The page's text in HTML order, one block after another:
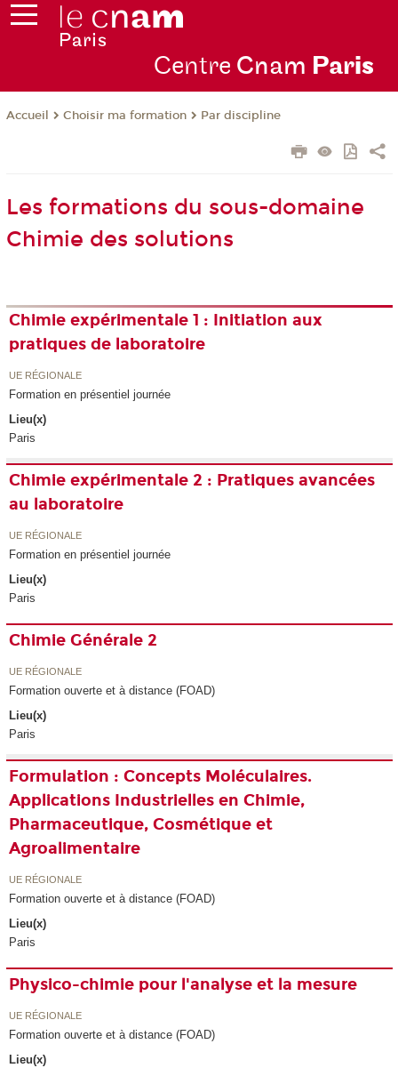
Centre Cnam Paris
Accueil Choisir ma formation Par discipline
Les formations du sous-domaine
Chimie des solutions
Chimie expérimentale 1 : Initiation aux
pratiques de laboratoire
UE RÉGIONALE
Formation en présentiel journée
Lieu(x)
Paris
Chimie expérimentale 2 : Pratiques avancées
au laboratoire
UE RÉGIONALE
Formation en présentiel journée
Lieu(x)
Paris
Chimie Générale 2
UE RÉGIONALE
Formation ouverte et à distance (FOAD)
Lieu(x)
Paris
Formulation : Concepts Moléculaires.
Applications Industrielles en Chimie,
Pharmaceutique, Cosmétique et
Agroalimentaire
UE RÉGIONALE
Formation ouverte et à distance (FOAD)
Lieu(x)
Paris
Physico-chimie pour l'analyse et la mesure
UE RÉGIONALE
Formation ouverte et à distance (FOAD)
Lieu(x)